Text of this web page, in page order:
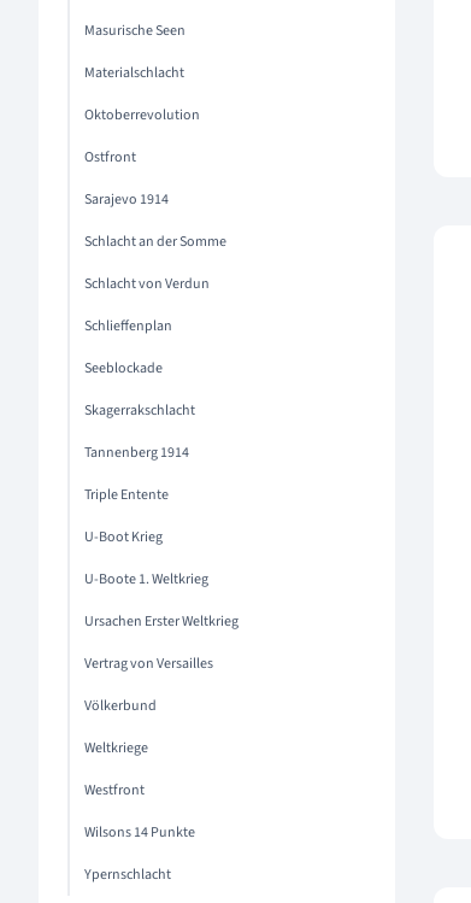
Masurische Seen
Materialschlacht
Oktoberrevolution
Ostfront
Sarajevo 1914
Schlacht an der Somme
Schlacht von Verdun
Schlieffenplan
Seeblockade
Skagerrakschlacht
Tannenberg 1914
Triple Entente
U-Boot Krieg
U-Boote 1. Weltkrieg
Ursachen Erster Weltkrieg
Vertrag von Versailles
Völkerbund
Weltkriege
Westfront
Wilsons 14 Punkte
Ypernschlacht